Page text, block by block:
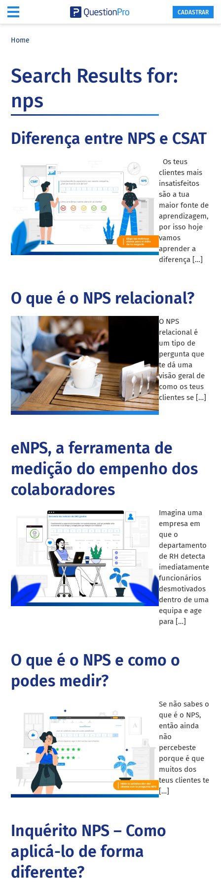
CADASTRAR
Home
Search Results for:
nps
Diferença entre NPS e CSAT
Os teus
clientes mais
insatisfeitos
são a tua
maior fonte de
aprendizagem,
por isso hoje
vamos
aprender a
diferença […]
O que é o NPS relacional?
O NPS
relacional é
um tipo de
pergunta que
te dá uma
visão geral de
como os teus
clientes se […]
eNPS, a ferramenta de
medição do empenho dos
colaboradores
Imagina uma
empresa em
que o
departamento
de RH detecta
imediatamente
funcionários
desmotivados
dentro de uma
equipa e age
para […]
O que é o NPS e como o
podes medir?
Se não sabes o
que é o NPS,
então ainda
não
percebeste
porque é que
muitos dos
teus clientes te
[…]
Inquérito NPS – Como
aplicá-lo de forma
diferente?